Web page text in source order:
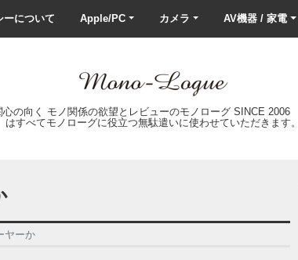
ーについて Apple/PC カメラ AV機器 / 家電
の向く モノ関係の欲望とレビューのモノローグ SINCE
はすべてモノローグに役立つ無駄遣いに使わせていただきます。
ヤーか